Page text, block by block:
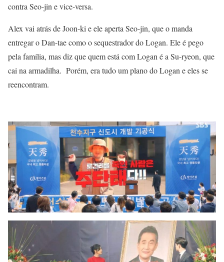
contra Seo-jin e vice-versa.
Alex vai atrás de Joon-ki e ele aperta Seo-jin, que o manda
entregar o Dan-tae como o sequestrador do Logan. Ele é pego
pela família, mas diz que quem está com Logan é a Su-ryeon, que
cai na armadilha. Porém, era tudo um plano do Logan e eles se
reencontram.